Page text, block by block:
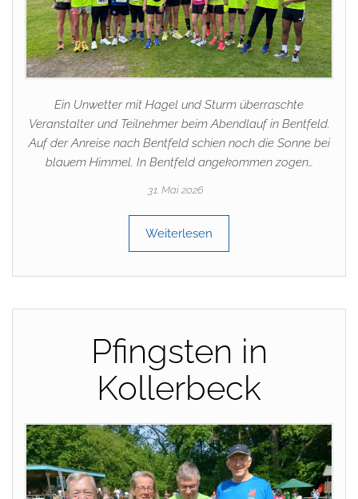
Ein Unwetter mit Hagel und Sturm überraschte
Veranstalter und Teilnehmer beim Abendlauf in Bentfeld.
Auf der Anreise nach Bentfeld schien noch die Sonne bei
blauem Himmel. In Bentfeld angekommen zogen…
31. Mai 2026
Weiterlesen
Pfingsten in
Kollerbeck